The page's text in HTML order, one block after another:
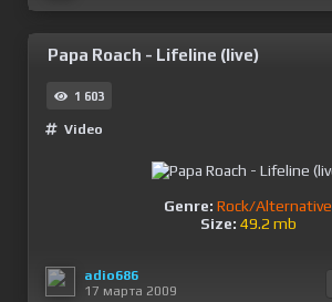
Papa Roach - Lifeline (live)
1 603
Video
Genre: Rock/Alternative
Size: 49.2 mb
adio686
17 марта 2009